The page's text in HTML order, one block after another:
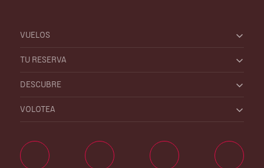
VUELOS
TU RESERVA
DESCUBRE
VOLOTEA